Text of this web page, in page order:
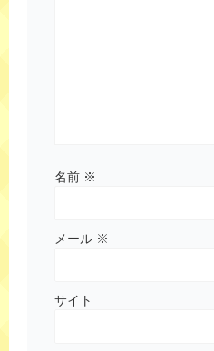
名前 ※
メール ※
サイト